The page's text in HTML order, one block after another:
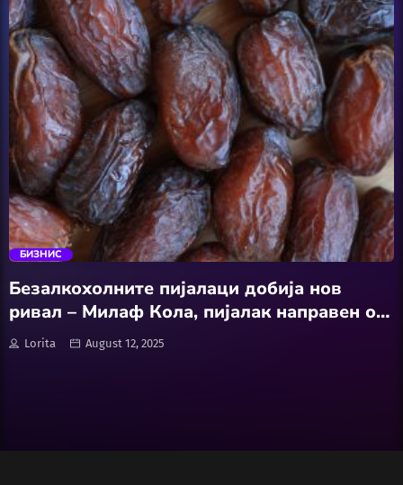
Hobby
Software
Wellness
АвтоКлуб
Балкан
trending_flat
БИЗНИС
Безалкохолните пијалaци добија нов
ривал – Милаф Кола, пијалак направен од
урми!
Lorita August 12, 2025